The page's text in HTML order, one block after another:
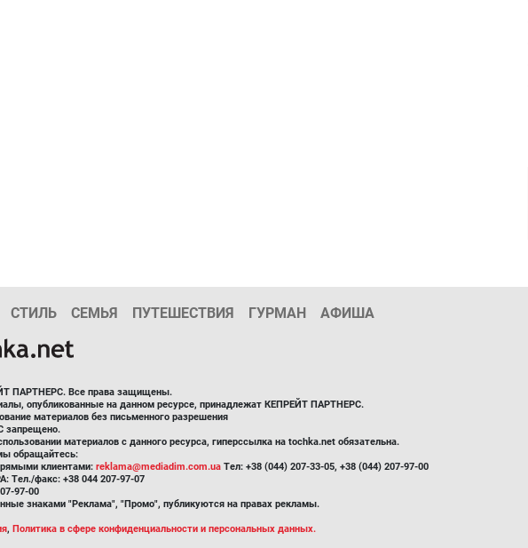
СТИЛЬ СЕМЬЯ ПУТЕШЕСТВИЯ ГУРМАН АФИША
ПАРТНЕРС. Все права защищены.
опубликованные на данном ресурсе, принадлежат КЕПРЕЙТ ПАРТНЕРС.
материалов без письменного разрешения
запрещено.
материалов с данного ресурса, гиперссылка на tochka.net обязательна.
обращайтесь:
клиентами: reklama@mediadim.com.ua Тел: +38 (044) 207-33-05, +38 (044) 207-97-00
Тел./факс: +38 044 207-97-07
97-00
знаками "Реклама", "Промо", публикуются на правах рекламы.
, Политика в сфере конфиденциальности и персональных данных.